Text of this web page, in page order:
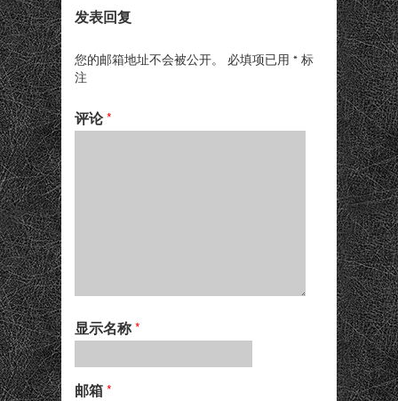
发表回复
您的邮箱地址不会被公开。 必填项已用 * 标
注
评论*
显示名称 *
邮箱 *